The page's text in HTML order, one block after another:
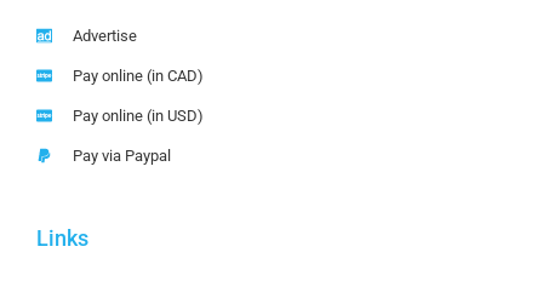
Advertise
Pay online (in CAD)
Pay online (in USD)
Pay via Paypal
Links